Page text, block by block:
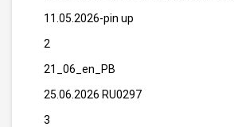
11.05.2026-pin up
2
21_06_en_PB
25.06.2026 RU0297
3